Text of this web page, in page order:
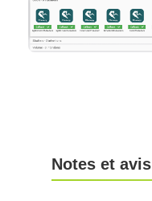
Notes et avis